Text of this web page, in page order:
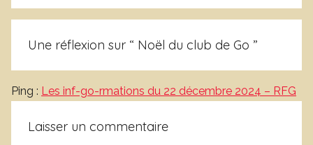
Une réflexion sur “ Noël du club de Go ”
Ping : Les inf-go-rmations du 22 décembre 2024 – RFG
Laisser un commentaire